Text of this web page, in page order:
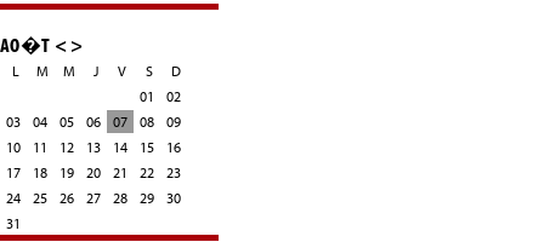
AO�T <>
L M M J V S
D
01
02
03
04 05 06 07 08
09
10
11 12 13 14 15
16
17
18 19 20 21 22
23
24
25 26 27 28 29
30
31